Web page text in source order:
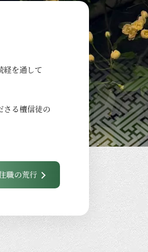
経を通して
さる檀信徒の
職の荒行